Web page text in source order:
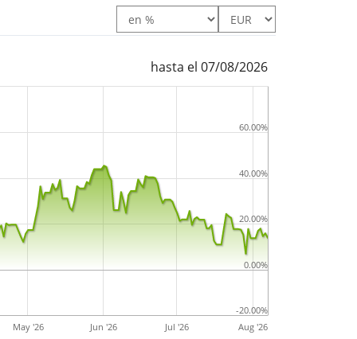
hasta el 07/08/2026
May '26 Jun '26 Jul '26 Aug '26
-20.00%
0.00%
20.00%
40.00%
60.00%